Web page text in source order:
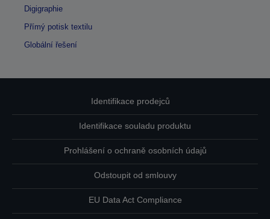
Digigraphie
Přímý potisk textilu
Globální řešení
Identifikace prodejců
Identifikace souladu produktu
Prohlášení o ochraně osobních údajů
Odstoupit od smlouvy
EU Data Act Compliance